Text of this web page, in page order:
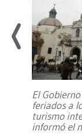
El
feriados a
turismo
informó el